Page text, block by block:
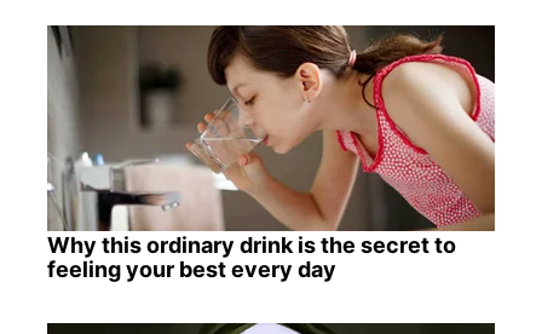
Why this ordinary drink is the secret to
feeling your best every day